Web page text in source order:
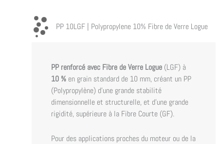
PP 10LGF | Polypropylene 10% Fibre de Verre Logue
PP renforcé avec Fibre de Verre Logue (LGF) à
10 % en grain standard de 10 mm, créant un PP
(Polypropylène) d’une grande stabilité
dimensionnelle et structurelle, et d’une grande
rigidité, supérieure à la Fibre Courte (GF).
Pour des applications proches du moteur ou de la